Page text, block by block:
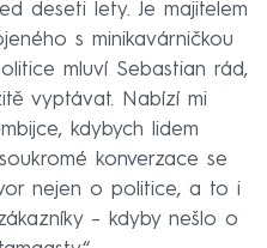
deseti lety. Je majitelem
s minikavárničkou
mluví Sebastian rád,
vyptávat. Nabízí mi
kdybych lidem
konverzace se
nejen o politice, a to i
– kdyby nešlo o